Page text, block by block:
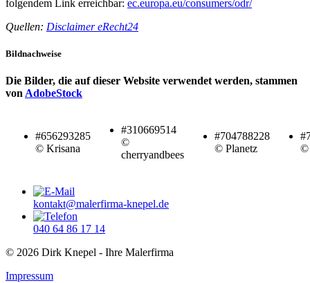
folgendem Link erreichbar: ec.europa.eu/consumers/odr/
Quellen: Disclaimer eRecht24
Bildnachweise
Die Bilder, die auf dieser Website verwendet werden, stammen
von AdobeStock
#656293285
© Krisana
#310669514
©
cherryandbees
#704788228
© Planetz
©
kontakt@malerfirma-knepel.de
040 64 86 17 14
© 2026 Dirk Knepel - Ihre Malerfirma
Impressum